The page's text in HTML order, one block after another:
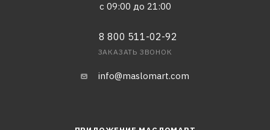
с 09:00 до 21:00
8 800 511-02-92
ЗАКАЗАТЬ ЗВОНОК
info@maslomart.com